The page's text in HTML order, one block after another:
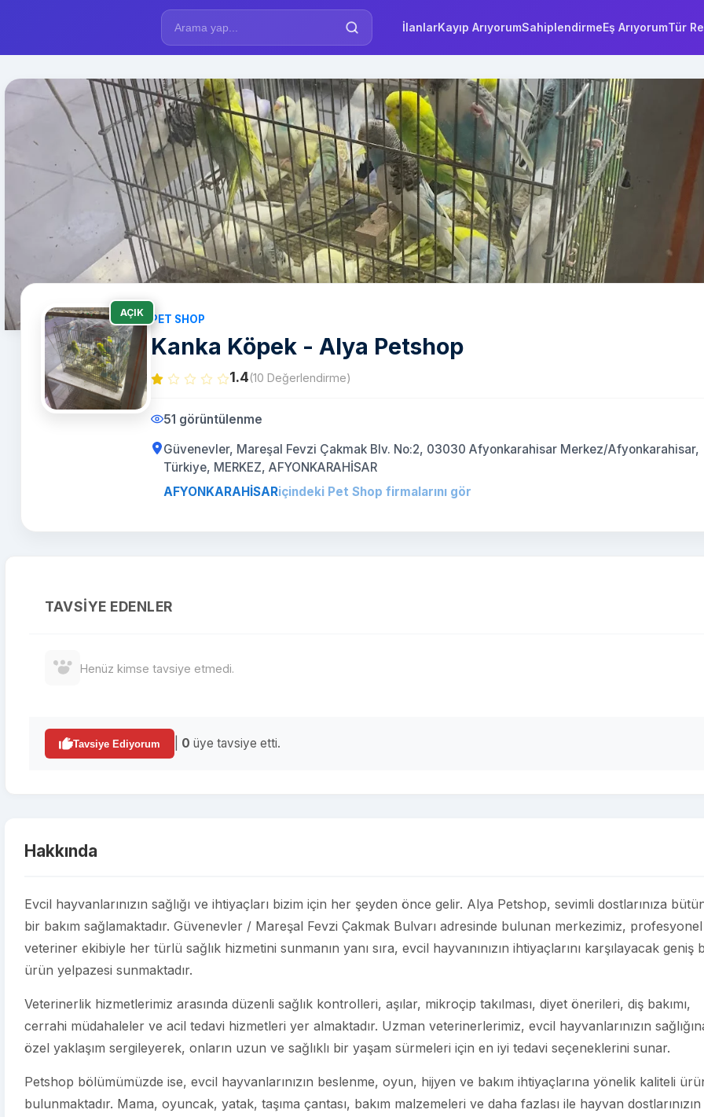
İlanlarKayıp ArıyorumSahiplendirmeEş ArıyorumTür
AÇIK
PET SHOP
Kanka Köpek - Alya Petshop
1.4(10 Değerlendirme)
51 görüntülenme
Güvenevler, Mareşal Fevzi Çakmak Blv. No:2, 03030 Afyonkarahisar Merkez/Afyonkarahisar,
Türkiye, MERKEZ, AFYONKARAHİSAR
AFYONKARAHİSARiçindeki Pet Shop firmalarını gör
TAVSIYE EDENLER
Henüz kimse tavsiye etmedi.
Tavsiye Ediyorum 0 üye tavsiye etti.
Hakkında
Evcil hayvanlarınızın sağlığı ve ihtiyaçları bizim için her şeyden önce gelir. Alya Petshop, sevimli dostlarınıza
bir bakım sağlamaktadır. Güvenevler / Mareşal Fevzi Çakmak Bulvarı adresinde bulunan merkezimiz, profesyonel
veteriner ekibiyle her türlü sağlık hizmetini sunmanın yanı sıra, evcil hayvanınızın ihtiyaçlarını karşılayacak geniş
ürün yelpazesi sunmaktadır.
Veterinerlik hizmetlerimiz arasında düzenli sağlık kontrolleri, aşılar, mikroçip takılması, diyet önerileri, diş bakımı,
cerrahi müdahaleler ve acil tedavi hizmetleri yer almaktadır. Uzman veterinerlerimiz, evcil hayvanlarınızın
özel yaklaşım sergileyerek, onların uzun ve sağlıklı bir yaşam sürmeleri için en iyi tedavi seçeneklerini sunar.
Petshop bölümümüzde ise, evcil hayvanlarınızın beslenme, oyun, hijyen ve bakım ihtiyaçlarına yönelik kaliteli
bulunmaktadır. Mama, oyuncak, yatak, taşıma çantası, bakım malzemeleri ve daha fazlası ile hayvan dostlarınızın